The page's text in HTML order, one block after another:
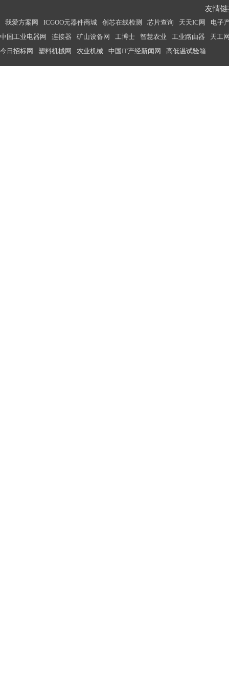
友情
我爱方案网 ICGOO元器件商城 创芯在线检测 芯片查询 天天IC网
电子
中国工业电器网
连接器 矿山设备网 工博士 智慧农业 工业路由器
天工
今日招标网
塑料机械网 农业机械 中国IT产经新闻网 高低温试验箱